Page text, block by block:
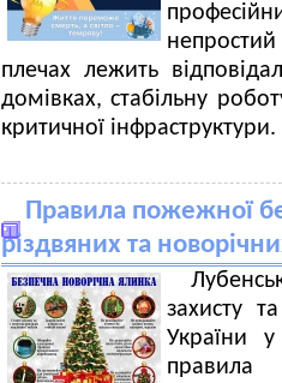
плечах лежить
домівках, стабільну
критичної інфраструктури.
Правила пожежної
різдвяних та
захисту
України